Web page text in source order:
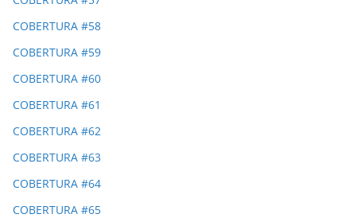
COBERTURA #58
COBERTURA #59
COBERTURA #60
COBERTURA #61
COBERTURA #62
COBERTURA #63
COBERTURA #64
COBERTURA #65